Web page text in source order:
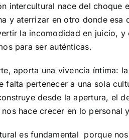
intercultural nace del choque
y aterrizar en otro donde
la incomodidad en juicio,
para ser auténticas.
aporta una vivencia íntima:
falta pertenecer a una sola
desde la apertura, el
hace crecer en lo personal
es fundamental porque